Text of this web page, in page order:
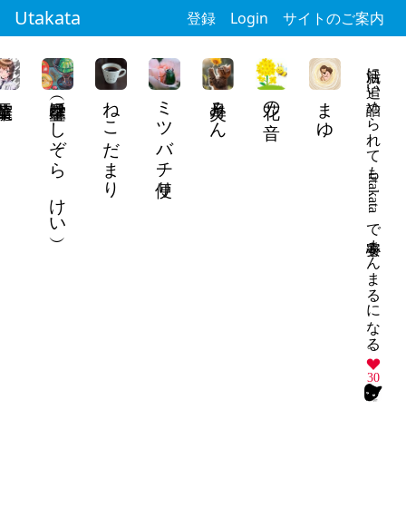
Utakata 登録 Login サイトのご案内
就活に追い詰められてもutakataで心安寧まんまるになる。
30
まゆ
花の音
美月みん
ミツバチ便り
ねこだまり
星空馨（ほしぞら けい）